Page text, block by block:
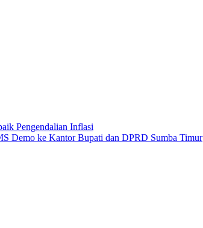
Pengendalian Inflasi
Demo ke Kantor Bupati dan DPRD Sumba Timur